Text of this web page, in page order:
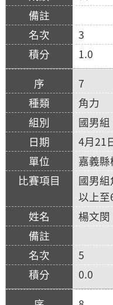
3
1.0
7
角力
國男組
4月21
嘉義
國男
以上
楊文閔
5
0.0